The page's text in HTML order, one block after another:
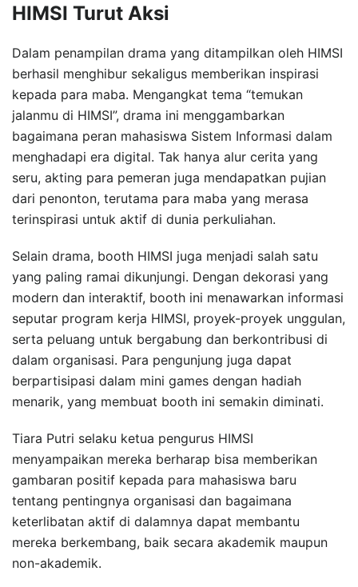
HIMSI Turut Aksi
Dalam penampilan drama yang ditampilkan oleh HIMSI
berhasil menghibur sekaligus memberikan inspirasi
kepada para maba. Mengangkat tema “temukan
jalanmu di HIMSI”, drama ini menggambarkan
bagaimana peran mahasiswa Sistem Informasi dalam
menghadapi era digital. Tak hanya alur cerita yang
seru, akting para pemeran juga mendapatkan pujian
dari penonton, terutama para maba yang merasa
terinspirasi untuk aktif di dunia perkuliahan.
Selain drama, booth HIMSI juga menjadi salah satu
yang paling ramai dikunjungi. Dengan dekorasi yang
modern dan interaktif, booth ini menawarkan informasi
seputar program kerja HIMSI, proyek-proyek unggulan,
serta peluang untuk bergabung dan berkontribusi di
dalam organisasi. Para pengunjung juga dapat
berpartisipasi dalam mini games dengan hadiah
menarik, yang membuat booth ini semakin diminati.
Tiara Putri selaku ketua pengurus HIMSI
menyampaikan mereka berharap bisa memberikan
gambaran positif kepada para mahasiswa baru
tentang pentingnya organisasi dan bagaimana
keterlibatan aktif di dalamnya dapat membantu
mereka berkembang, baik secara akademik maupun
non-akademik.